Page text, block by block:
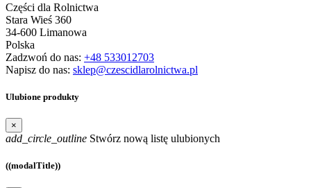
Części dla Rolnictwa
Stara Wieś 360
34-600 Limanowa
Polska
Zadzwoń do nas: +48 533012703
Napisz do nas: sklep@czescidlarolnictwa.pl
Ulubione produkty
×
add_circle_outline Stwórz nową listę ulubionych
((modalTitle))